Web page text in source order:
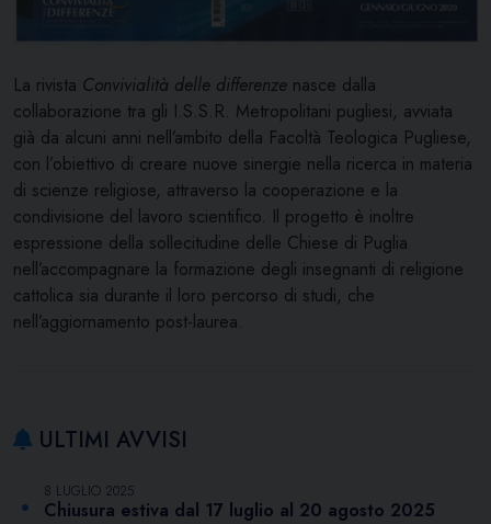
ULTIMI AVVISI
8 LUGLIO 2025
Chiusura estiva dal 17 luglio al 20 agosto 2025
La rivista Convivialità delle differenze nasce dalla
collaborazione tra gli I.S.S.R. Metropolitani pugliesi, avviata
già da alcuni anni nell’ambito della Facoltà Teologica Pugliese,
con l’obiettivo di creare nuove sinergie nella ricerca in materia
di scienze religiose, attraverso la cooperazione e la
condivisione del lavoro scientifico. Il progetto è inoltre
espressione della sollecitudine delle Chiese di Puglia
nell’accompagnare la formazione degli insegnanti di religione
cattolica sia durante il loro percorso di studi, che
nell’aggiornamento post-laurea.